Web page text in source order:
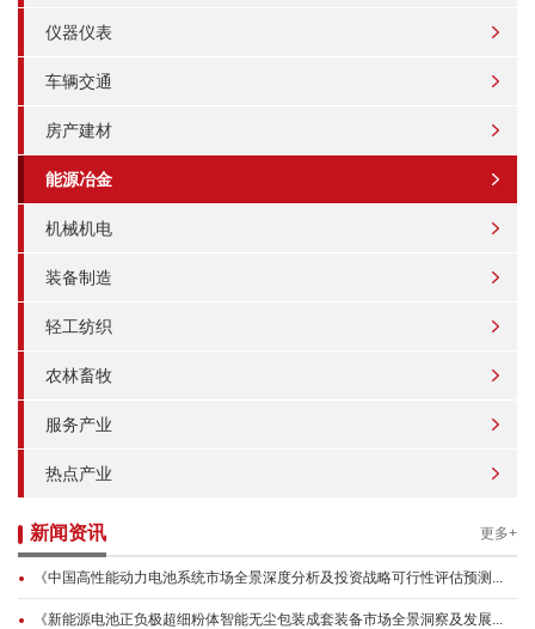
仪器仪表
车辆交通
房产建材
能源冶金
机械机电
装备制造
轻工纺织
农林畜牧
服务产业
热点产业
新闻资讯 更多+
《中国高性能动力电池系统市场全景深度分析及投资战略可行性评估预测...
《新能源电池正负极超细粉体智能无尘包装成套装备市场全景洞察及发展...